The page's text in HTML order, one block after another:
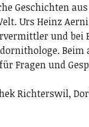
Geschichten
Urs Heinz
und bei
Beim
Fragen und
Richterswil,